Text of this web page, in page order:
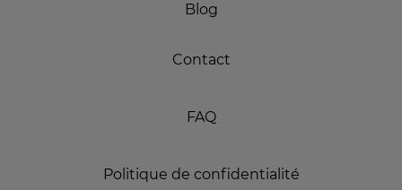
Blog
Contact
FAQ
Politique de confidentialité